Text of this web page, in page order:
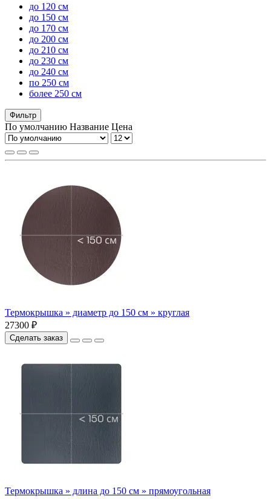
до 120 см
до 150 см
до 170 см
до 200 см
до 210 см
до 230 см
до 240 см
по 250 см
более 250 см
Фильтр
По умолчанию Название Цена
Термокрышка » диаметр до 150 см » круглая
27300 ₽
Сделать заказ
Термокрышка » длина до 150 см » прямоугольная